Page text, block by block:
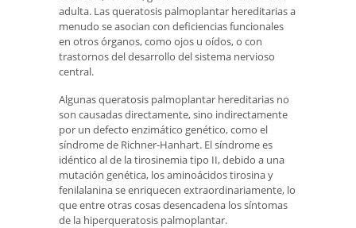
adulta. Las queratosis palmoplantar hereditarias a
menudo se asocian con deficiencias funcionales
en otros órganos, como ojos u oídos, o con
trastornos del desarrollo del sistema nervioso
central.
Algunas queratosis palmoplantar hereditarias no
son causadas directamente, sino indirectamente
por un defecto enzimático genético, como el
síndrome de Richner-Hanhart. El síndrome es
idéntico al de la tirosinemia tipo II, debido a una
mutación genética, los aminoácidos tirosina y
fenilalanina se enriquecen extraordinariamente, lo
que entre otras cosas desencadena los síntomas
de la hiperqueratosis palmoplantar.